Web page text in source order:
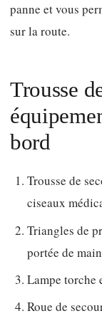
panne et vous
sur la route.
Trousse
bord
Trousse de
ciseaux
Triangles de
portée de main
Lampe torche
Roue de